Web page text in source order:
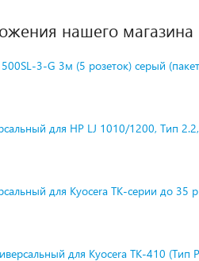
нашего магазина
3-G 3м (5 розеток) серый
для HP LJ 1010/1200, Тип
для Kyocera TK-серии до 35
для Kyocera TK-410 (Тип